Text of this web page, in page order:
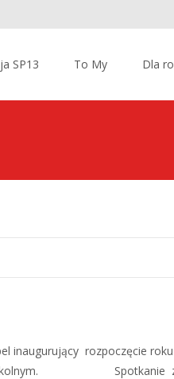
SP13 To My Dla
inaugurujący rozpoczęcie roku
szkolnym. Spotkanie